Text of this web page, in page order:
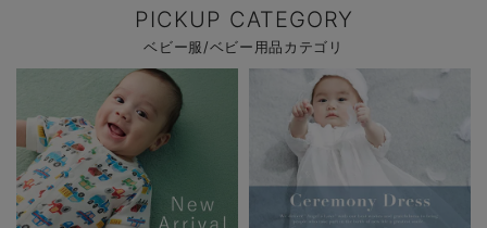
PICKUP CATEGORY
ベビー服/ベビー用品カテゴリ